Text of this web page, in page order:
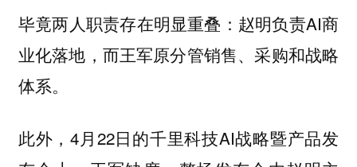
毕竟两人职责存在明显重叠：赵明负责AI商
业化落地，而王军原分管销售、采购和战略
体系。
此外，4月22日的千里科技AI战略暨产品发